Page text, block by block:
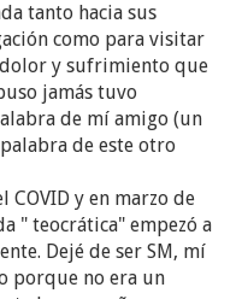
tanto hacia sus
como para visitar
y sufrimiento que
jamás tuvo
de mí amigo (un
de este otro
COVID y en marzo de
" teocrática" empezó a
Dejé de ser SM, mí
porque no era un